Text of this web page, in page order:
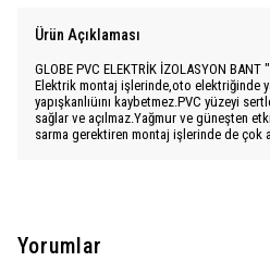
Ürün Açıklaması
GLOBE PVC ELEKTRİK İZOLASYON
Elektrik montaj işlerinde,oto elektriğinde
yapışkanlıüını kaybetmez.PVC yüzeyi
sağlar ve açılmaz.Yağmur ve güneşten
sarma gerektiren montaj işlerinde de çok
Yorumlar